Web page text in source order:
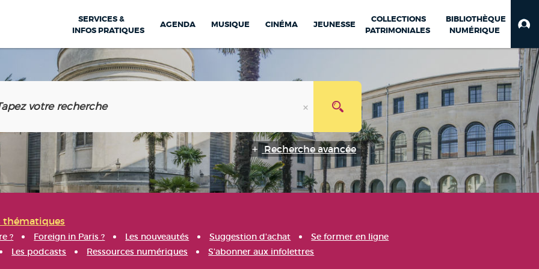
SERVICES &
INFOS PRATIQUES
AGENDA MUSIQUE CINÉMA JEUNESSE
COLLECTIONS
PATRIMONIALES
BIBLIOTHÈQUE
NUMÉRIQUE
Recherche avancée
thématiques
? Foreign in Paris ? Les nouveautés Suggestion d'achat
Se former en ligne
Les podcasts Ressources numériques S'abonner aux infolettres